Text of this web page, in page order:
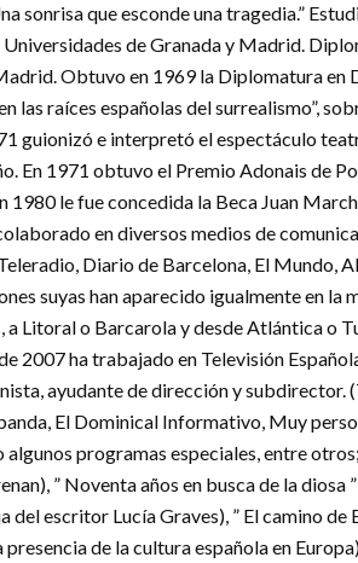
sonrisa que esconde una tragedia.”
de Granada y Madrid.
Obtuvo en 1969 la Diplomatura en
las raíces españolas del surrealismo”,
guionizó e interpretó el espectáculo
En 1971 obtuvo el Premio Adonais de
1980 le fue concedida la Beca Juan
en diversos medios de
Diario de Barcelona, El Mundo,
suyas han aparecido igualmente en la
a Litoral o Barcarola y desde Atlántica o
2007 ha trabajado en Televisión
ayudante de dirección y subdirector.
El Dominical Informativo, Muy
programas especiales, entre
” Noventa años en busca de la
escritor Lucía Graves), ” El camino de
presencia de la cultura española en